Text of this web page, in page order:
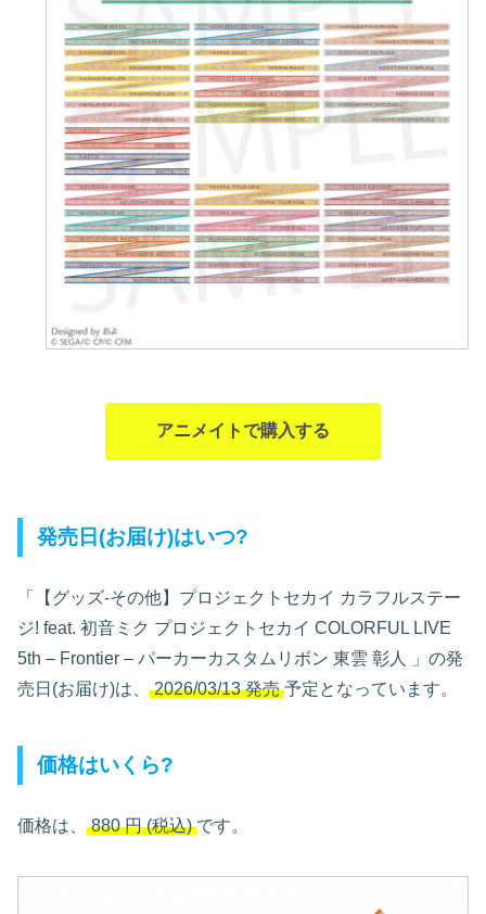
アニメイトで購入する
発売日(お届け)はいつ?
「【グッズ-その他】プロジェクトセカイ カラフルステー
ジ! feat. 初音ミク プロジェクトセカイ COLORFUL LIVE
5th – Frontier – パーカーカスタムリボン 東雲 彰人
」の発
売日(お届け)は、 2026/03/13 発売 予定となっています。
価格はいくら?
価格は、 880円(税込) です。